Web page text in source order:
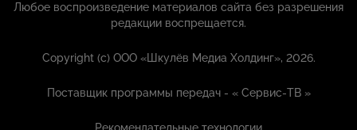
Любое воспроизведение материалов сайта без разрешения
редакции воспрещается.
Copyright (с) ООО «Шкулёв Медиа Холдинг», 2026.
Поставщик программы передач - «Сервис-ТВ »